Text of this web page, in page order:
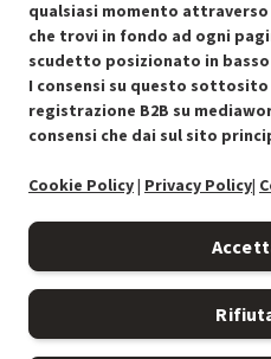
Condizioni generali di vendita
Cookie Policy
Preferenze cookie
Informativa privacy
qualsiasi momento attraverso
che trovi in fondo ad ogni
scudetto posizionato in
I consensi su questo sottosito
registrazione B2B su
consensi che dai sul sito
Cookie Policy| Privacy Policy|